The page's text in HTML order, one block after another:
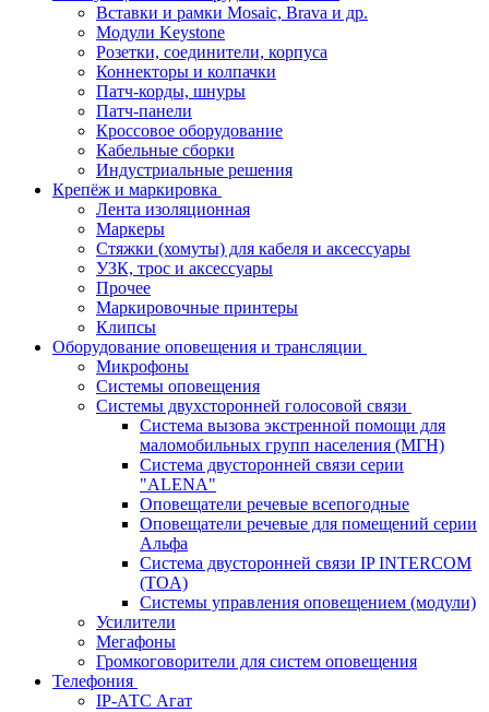
Вставки и рамки Mosaic, Brava и др.
Модули Keystone
Розетки, соединители, корпуса
Коннекторы и колпачки
Патч-корды, шнуры
Патч-панели
Кроссовое оборудование
Кабельные сборки
Индустриальные решения
Крепёж и маркировка
Лента изоляционная
Маркеры
Стяжки (хомуты) для кабеля и аксессуары
УЗК, трос и аксессуары
Прочее
Маркировочные принтеры
Клипсы
Оборудование оповещения и трансляции
Микрофоны
Системы оповещения
Системы двухсторонней голосовой связи
Система вызова экстренной помощи для
маломобильных групп населения (МГН)
Система двусторонней связи серии
"ALENA"
Оповещатели речевые всепогодные
Оповещатели речевые для помещений серии
Альфа
Система двусторонней связи IP INTERCOM
(TOA)
Системы управления оповещением (модули)
Усилители
Мегафоны
Громкоговорители для систем оповещения
Телефония
IP-АТС Агат